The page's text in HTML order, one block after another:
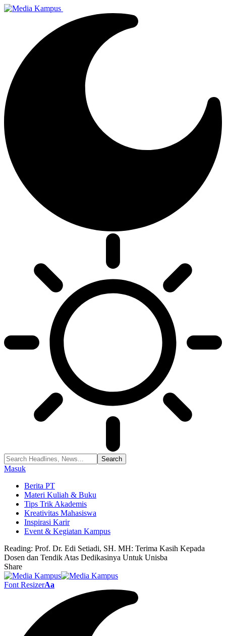
Masuk
Berita PT
Materi Kuliah & Buku
Tips Trik Akademis
Kreativitas Mahasiswa
Inspirasi Karir
Event & Kegiatan Kampus
Reading: Prof. Dr. Edi Setiadi, SH. MH: Terima Kasih Kepada
Dosen dan Tendik Atas Dedikasinya Untuk Unisba
Share
Font ResizerAa